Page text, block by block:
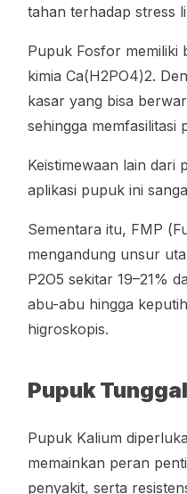
tahan terhadap stress
Pupuk Fosfor memiliki
kimia Ca(H2PO4)2.
kasar yang bisa
sehingga memfasilitasi
Keistimewaan lain dari
aplikasi pupuk ini
Sementara itu, FMP (
mengandung unsur
P2O5 sekitar 19–21%
abu-abu hingga
higroskopis.
Pupuk
Pupuk Kalium
memainkan peran
penyakit, serta